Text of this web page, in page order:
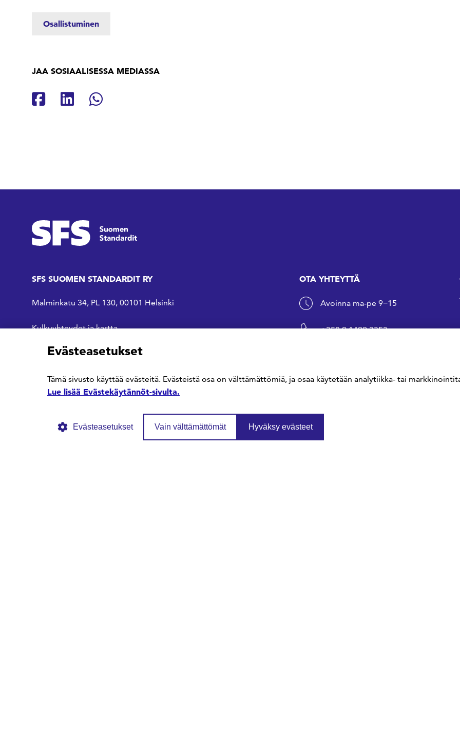
Osallistuminen
JAA SOSIAALISESSA MEDIASSA
Jaa Facebookissa
Jaa Linkedinissä
Jaa Whatsappissa
SFS SUOMEN STANDARDIT RY
Malminkatu 34, PL 130, 00101 Helsinki
Kulkuyhteydet ja kartta
SFS Facebookissa
SFS Linkedinissä
SFS Youtubessa
OTA YHTEYTTÄ
Avoinna ma-pe 9−15
+358 9 1499 3353
© SFS ry Tietosuojaseloste Evästekäytännöt
Evästeasetukset
Tämä sivusto käyttää evästeitä. Evästeistä osa on välttämättömiä, ja osaa käytetään analytiikka- tai
Lue lisää Evästekäytännöt-sivulta.
Evästeasetukset Vain välttämättömät Hyväksy evästeet